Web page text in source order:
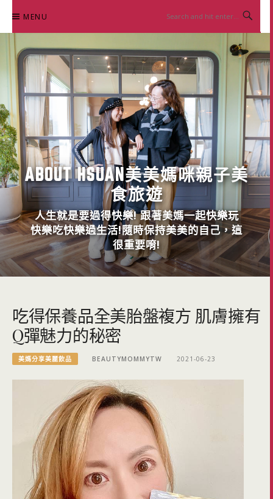
content
MENU
ABOUT HSUAN美美媽咪親子美
食旅遊
人生就是要過得快樂! 跟著美媽一起快樂玩
快樂吃快樂過生活!隨時保持美美的自己，這
很重要唷!
吃得保養品全美胎盤複方 肌膚擁有
Q彈魅力的秘密
美媽分享美麗飲品 BEAUTYMOMMYTW 2021-06-23